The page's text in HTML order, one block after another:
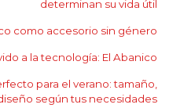
determinan su vida útil
como accesorio sin género
a la tecnología: El Abanico
para el verano: tamaño,
según tus necesidades